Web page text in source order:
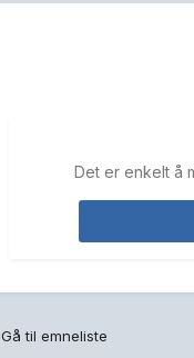
Det er enkelt å
Gå til emneliste